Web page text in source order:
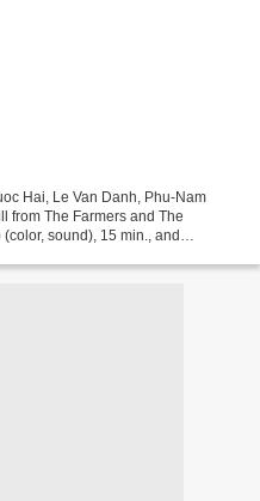
Hai, Le Van Danh, Phu-Nam
from The Farmers and The
sound), 15 min., and